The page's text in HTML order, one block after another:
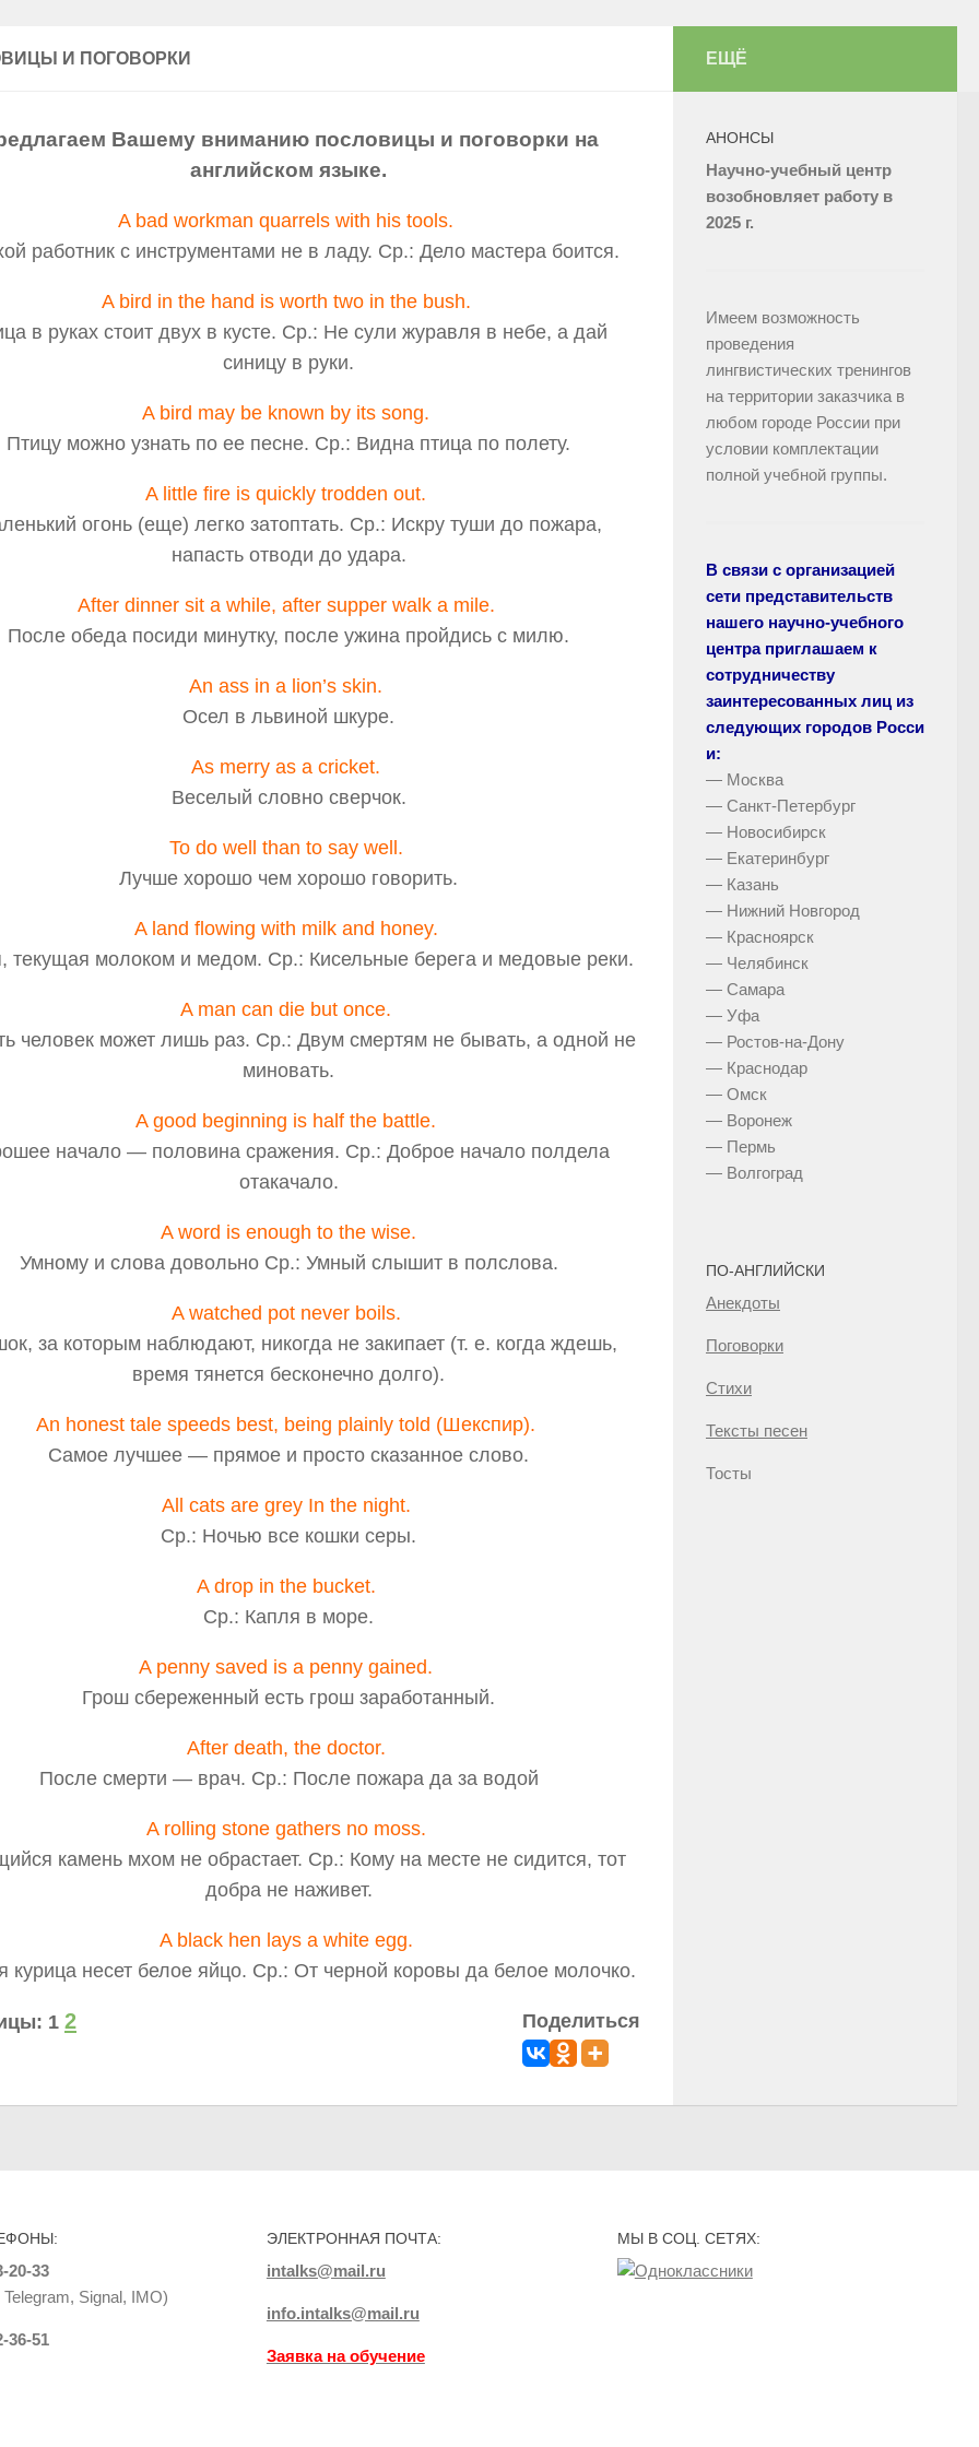
И ПОГОВОРКИ
Вашему вниманию пословицы и поговорки на
английском языке.
A bad workman quarrels with his tools.
работник с инструментами не в ладу. Ср.: Дело мастера боится.
A bird in the hand is worth two in the bush.
в руках стоит двух в кусте. Ср.: Не сули журавля в небе, а дай
синицу в руки.
A bird may be known by its song.
Птицу можно узнать по ее песне. Ср.: Видна птица по полету.
A little fire is quickly trodden out.
огонь (еще) легко затоптать. Ср.: Искру туши до пожара,
напасть отводи до удара.
After dinner sit a while, after supper walk a mile.
После обеда посиди минутку, после ужина пройдись с милю.
An ass in a lion’s skin.
Осел в львиной шкуре.
As merry as a cricket.
Веселый словно сверчок.
To do well than to say well.
Лучше хорошо чем хорошо говорить.
A land flowing with milk and honey.
текущая молоком и медом. Ср.: Кисельные берега и медовые реки.
A man can die but once.
человек может лишь раз. Ср.: Двум смертям не бывать, а одной не
миновать.
A good beginning is half the battle.
начало — половина сражения. Ср.: Доброе начало полдела
отакачало.
A word is enough to the wise.
Умному и слова довольно Ср.: Умный слышит в полслова.
A watched pot never boils.
за которым наблюдают, никогда не закипает (т. е. когда ждешь,
время тянется бесконечно долго).
An honest tale speeds best, being plainly told (Шекспир).
Самое лучшее — прямое и просто сказанное слово.
All cats are grey In the night.
Ср.: Ночью все кошки серы.
A drop in the bucket.
Ср.: Капля в море.
A penny saved is a penny gained.
Грош сбереженный есть грош заработанный.
After death, the doctor.
После смерти — врач. Ср.: После пожара да за водой
A rolling stone gathers no moss.
камень мхом не обрастает. Ср.: Кому на месте не сидится, тот
добра не наживет.
A black hen lays a white egg.
курица несет белое яйцо. Ср.: От черной коровы да белое молочко.
Поделиться
1 2
ЕЩЁ
АНОНСЫ
Научно-учебный центр
возобновляет работу в
2025 г.
Имеем возможность
проведения
лингвистических тренингов
на территории заказчика в
любом городе России при
условии комплектации
полной учебной группы.
В связи с организацией
сети представительств
нашего научно-учебного
центра приглашаем к
сотрудничеству
заинтересованных лиц из
следующих городов Росси
и:
— Москва
— Санкт-Петербург
— Новосибирск
— Екатеринбург
— Казань
— Нижний Новгород
— Красноярск
— Челябинск
— Самара
— Уфа
— Ростов-на-Дону
— Краснодар
— Омск
— Воронеж
— Пермь
— Волгоград
ПО-АНГЛИЙСКИ
Анекдоты
Поговорки
Стихи
Тексты песен
Тосты
20-33
Signal, IMO)
36-51
ЭЛЕКТРОННАЯ ПОЧТА:
intalks@mail.ru
info.intalks@mail.ru
Заявка на обучение
МЫ В СОЦ. СЕТЯХ: